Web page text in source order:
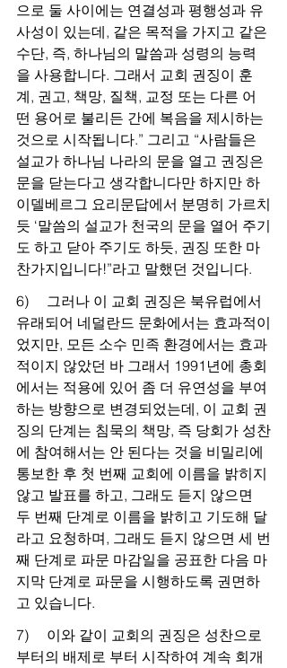
으로 둘 사이에는 연결성과 평행성과 유
사성이 있는데, 같은 목적을 가지고 같은
수단, 즉, 하나님의 말씀과 성령의 능력
을 사용합니다. 그래서 교회 권징이 훈
계, 권고, 책망, 질책, 교정 또는 다른 어
떤 용어로 불리든 간에 복음을 제시하는
것으로 시작됩니다.” 그리고 “사람들은
설교가 하나님 나라의 문을 열고 권징은
문을 닫는다고 생각합니다만 하지만 하
이델베르그 요리문답에서 분명히 가르치
듯 ‘말씀의 설교가 천국의 문을 열어 주기
도 하고 닫아 주기도 하듯, 권징 또한 마
찬가지입니다!”라고 말했던 것입니다.
6)     그러나 이 교회 권징은 북유럽에서
유래되어 네덜란드 문화에서는 효과적이
었지만, 모든 소수 민족 환경에서는 효과
적이지 않았던 바 그래서 1991년에 총회
에서는 적용에 있어 좀 더 유연성을 부여
하는 방향으로 변경되었는데, 이 교회 권
징의 단계는 침묵의 책망, 즉 당회가 성찬
에 참여해서는 안 된다는 것을 비밀리에
통보한 후 첫 번째 교회에 이름을 밝히지
않고 발표를 하고, 그래도 듣지 않으면
두 번째 단계로 이름을 밝히고 기도해 달
라고 요청하며, 그래도 듣지 않으면 세 번
째 단계로 파문 마감일을 공표한 다음 마
지막 단계로 파문을 시행하도록 권면하
고 있습니다.
7)     이와 같이 교회의 권징은 성찬으로
부터의 배제로 부터 시작하여 계속 회개